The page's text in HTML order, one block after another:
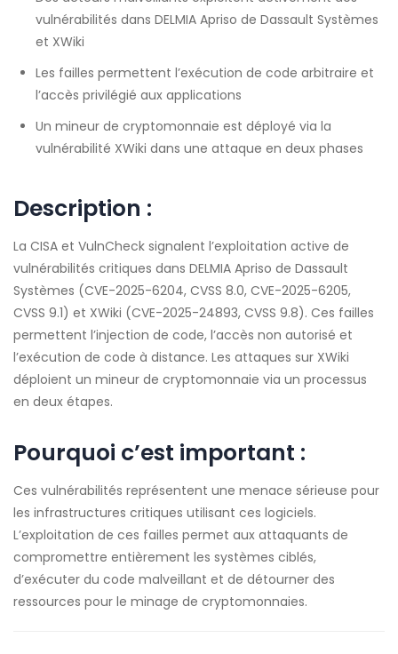
vulnérabilités dans DELMIA Apriso de Dassault Systèmes
et XWiki
Les failles permettent l’exécution de code arbitraire et
l’accès privilégié aux applications
Un mineur de cryptomonnaie est déployé via la
vulnérabilité XWiki dans une attaque en deux phases
Description :
La CISA et VulnCheck signalent l’exploitation active de
vulnérabilités critiques dans DELMIA Apriso de Dassault
Systèmes (CVE-2025-6204, CVSS 8.0, CVE-2025-6205,
CVSS 9.1) et XWiki (CVE-2025-24893, CVSS 9.8). Ces failles
permettent l’injection de code, l’accès non autorisé et
l’exécution de code à distance. Les attaques sur XWiki
déploient un mineur de cryptomonnaie via un processus
en deux étapes.
Pourquoi c’est important :
Ces vulnérabilités représentent une menace sérieuse pour
les infrastructures critiques utilisant ces logiciels.
L’exploitation de ces failles permet aux attaquants de
compromettre entièrement les systèmes ciblés,
d’exécuter du code malveillant et de détourner des
ressources pour le minage de cryptomonnaies.